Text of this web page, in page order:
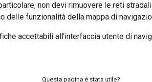
non devi rimuovere le reti
delle funzionalità della mappa di
accettabili all'interfaccia utente di
Questa pagina è stata utile?